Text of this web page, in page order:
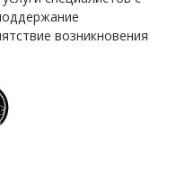
возникновения